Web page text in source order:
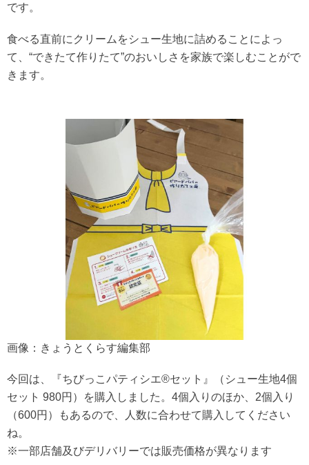
です。
食べる直前にクリームをシュー生地に詰めることによっ
て、“できたて作りたて”のおいしさを家族で楽しむことがで
きます。
画像：きょうとくらす編集部
今回は、『ちびっこパティシエ®セット』（シュー生地4個
セット 980円）を購入しました。4個入りのほか、2個入り
（600円）もあるので、人数に合わせて購入してください
ね。
※一部店舗及びデリバリーでは販売価格が異なります